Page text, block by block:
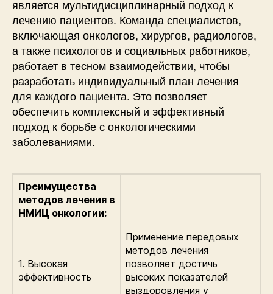
является мультидисциплинарный подход к
лечению пациентов. Команда специалистов,
включающая онкологов, хирургов, радиологов,
а также психологов и социальных работников,
работает в тесном взаимодействии, чтобы
разработать индивидуальный план лечения
для каждого пациента. Это позволяет
обеспечить комплексный и эффективный
подход к борьбе с онкологическими
заболеваниями.
Преимущества
методов лечения в
НМИЦ онкологии:
1. Высокая
эффективность
Применение передовых
методов лечения
позволяет достичь
высоких показателей
выздоровления у